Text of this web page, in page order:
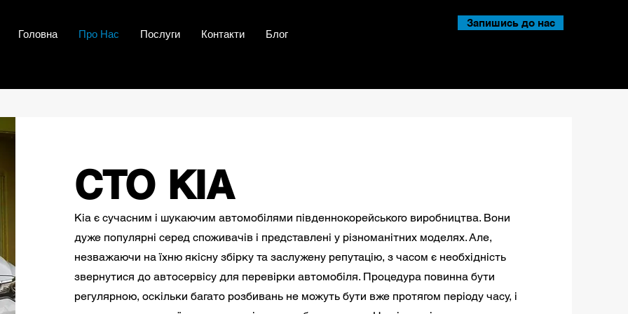
Головна Про Нас Послуги Контакти Блог
Запишись до нас
СТО KIA
Kia є сучасним і шукаючим автомобілями південнокорейського виробництва. Вони
дуже популярні серед споживачів і представлені у різноманітних моделях. Але,
незважаючи на їхню якісну збірку та заслужену репутацію, з часом є необхідність
звернутися до автосервісу для перевірки автомобіля. Процедура повинна бути
регулярною, оскільки багато розбивань не можуть бути вже протягом періоду часу, і